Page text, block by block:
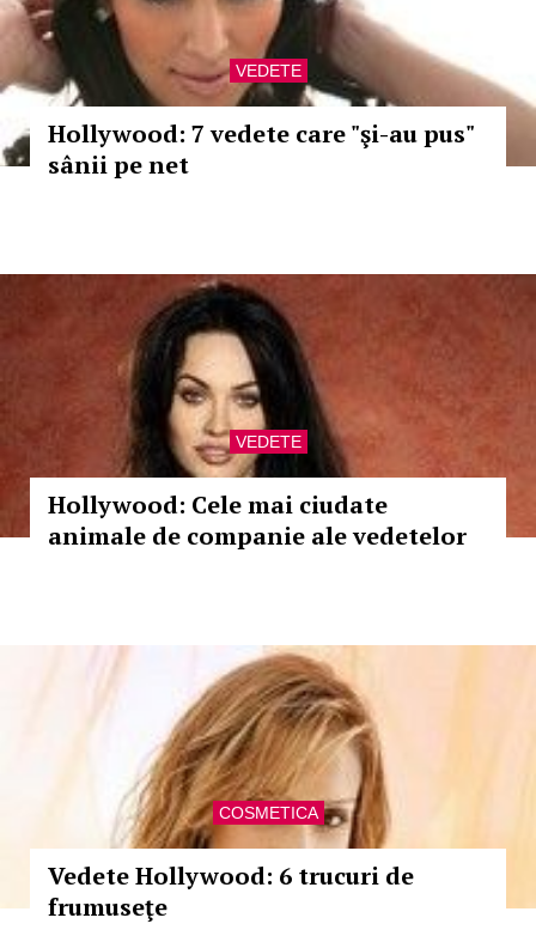
VEDETE
Hollywood: 7 vedete care "şi-au pus"
sânii pe net
VEDETE
Hollywood: Cele mai ciudate
animale de companie ale vedetelor
COSMETICA
Vedete Hollywood: 6 trucuri de
frumuseţe